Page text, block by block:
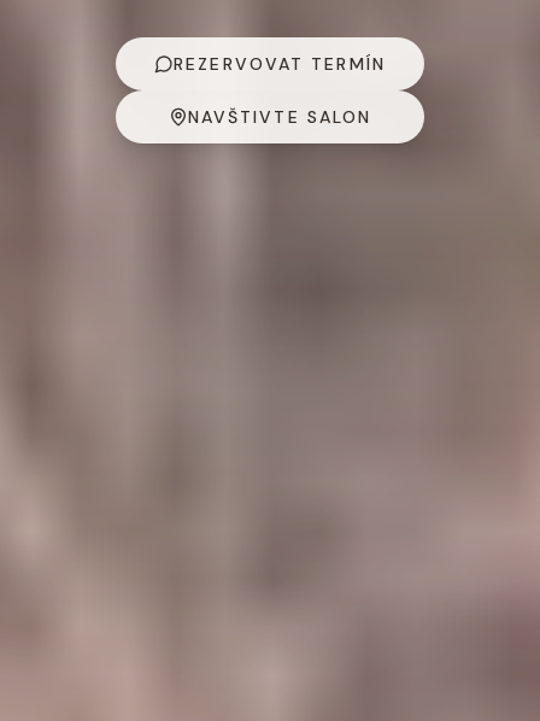
REZERVOVAT TERMÍN
NAVŠTIVTE SALON